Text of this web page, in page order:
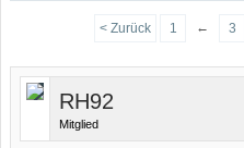
< Zurück 1 ← 3
RH92
Mitglied